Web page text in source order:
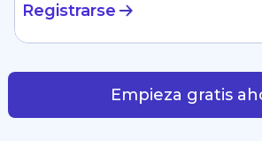
Registrarse
Empieza gratis